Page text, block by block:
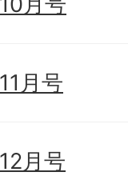
月号
月号